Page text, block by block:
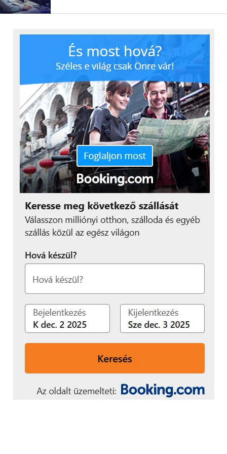
állíthatók, a termék méreteihez igazítva. A polctartók
kialakítást is javaslunk, mely szerint az alsó bázis
polc mélyebb, felette pedig csökkenő polcmélységű
polcokat helyezünk el. Szerszámáruházak, gyakran
alkalmazzák az egyforma mélységű polcozást is,
például az automata készlet rendelés miatt.
Szálanyag kihelyezése, például az élvédők
függőleges bemutatása is megoldható. Az
polcrendszer oszlop perforációjába elhelyezhető
összekötő, melyen tartókar segítségével
szekcionálhatjuk fajta és szín szerint a
szálanyagokat.
Polclapokra ársín kihelyezést javaslunk, terméktől
függően rácselőlapok és a rácsosztók kihelyezése is
szükségees lehet a polcokon, így szekcionáltan
bemutathatók a termékek. Az üzletberendezési
szerszámok, simítók és glettvasak kihelyezése
Kiszolgáló pultok
A pultrendszerek a műszaki üzletekben is nagyon
fontos szerepet kapnak, mert itt a termék
bemutatására is használják. Az UGP moduláris
pultrendszere erre kimondottan alkalmas,
összeállíthatjuk a beépített pénzfiókos egységet egy
pultmagasítókat is kihelyezhetünk, hogy közelebb